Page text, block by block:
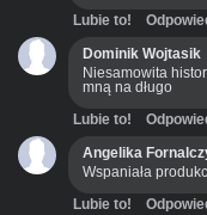
Lubie to!
Dominik Wojtasik
Niesamowita
mną na długo
Lubie to!
Angelika
Wspaniała
Lubie to!